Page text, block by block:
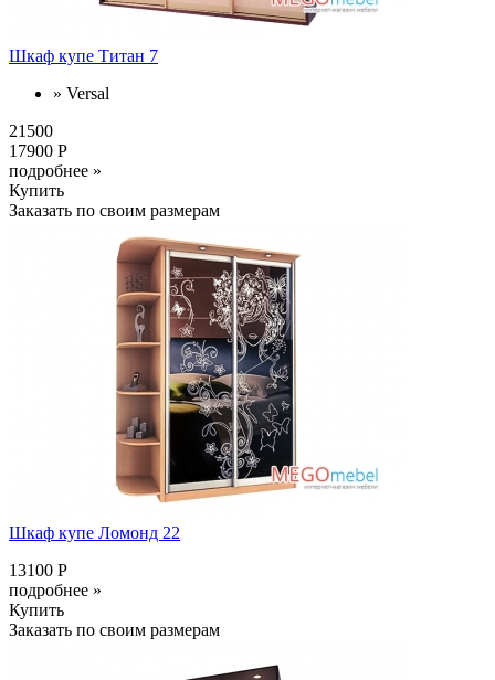
Шкаф купе Титан 7
» Versal
21500
17900 Р
подробнее »
Купить
Заказать по своим размерам
Шкаф купе Ломонд 22
13100 Р
подробнее »
Купить
Заказать по своим размерам